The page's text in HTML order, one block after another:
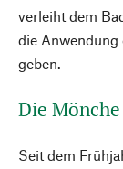
verleiht dem
die Anwendung
geben.
Die
Seit dem